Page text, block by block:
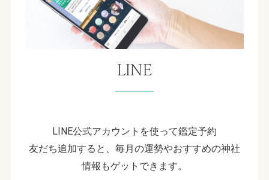
LINE
LINE公式アカウントを使って鑑定予約
友だち追加すると、毎月の運勢やおすすめの神社
情報もゲットできます。